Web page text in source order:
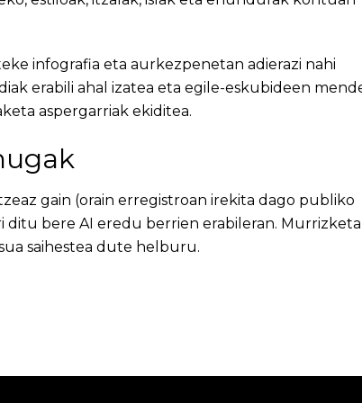
infografia eta aurkezpenetan adierazi nahi
erabili ahal izatea eta egile-eskubideen
aspergarriak ekiditea.
gain (orain erregistroan irekita dago publiko
bere AI eredu berrien erabileran. Murrizketa
saihestea dute helburu.